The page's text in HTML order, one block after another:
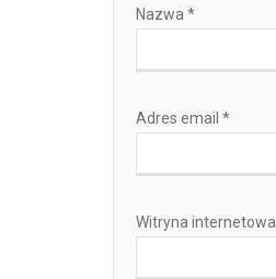
Nazwa *
Adres email *
Witryna internetowa